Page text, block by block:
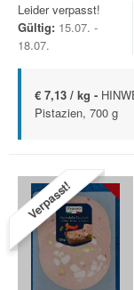
Leider verpasst!
Gültig: 15.07. -
18.07.
€ 7,13 / kg -
Pistazien, 700 g
Verpasst!